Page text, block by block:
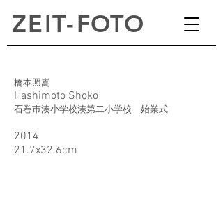
ZEIT-FOTO
橋本照嵩
Hashimoto Shoko
石巻市湊小学校湊第二小学校 始業式
2014
21.7x32.6cm